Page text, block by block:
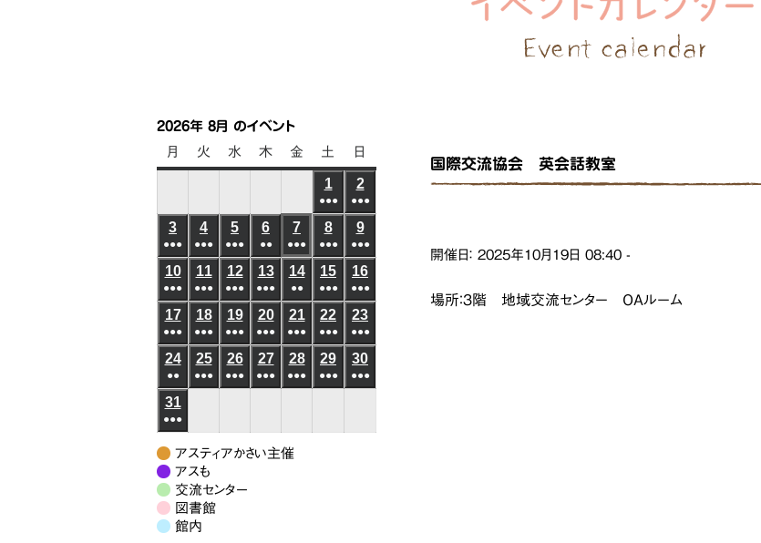
国際交流協会 英会話教室
開催日： 2025年10月19日 08:40 -
場所：３階 地域交流センター OAルーム
2026年 8月 のイベント
月
曜
火
曜
水水
曜
木木
曜
金
曜
土
曜
日
日
曜
日
12026
年
8
月
1
日
●●●
(6
件
の
イ
ベ
ン
ト)
22026
年
8
月
2
日
●●●
(6
件
の
イ
ベ
ン
ト)
3 2026
年
8
月
3
日
●●●
(5
件
の
イ
ベ
ン
ト)
4 2026
年
8
月
4
日
●●●
(8
件
の
イ
ベ
ン
5 2026
年
8
月
5
日
●●●
(7
件
の
イ
ベ
ン
6 2026
年
8
月
6
日
●●
(3
件
の
イ
ベ
ン
7 2026
年
8
月
7
日
●●●
(5
件
の
イ
ベ
ン
82026
年
8
月
8
日
●●●
(10
件
の
イ
ベ
ン
92026
年
8
月
9
日
●●●
(8
件
の
イ
ベ
ン
102026
年
月
10
日
●●●
(6
件
の
イ
ベ
ン
ト)
112026
年
8
月
11
日
●●●
(8
件
の
イ
ト)
122026
年
8
月
12
日
●●●
(4
件
の
イ
ト)
132026
年
8
月
13
日
●●●
(4
件
の
イ
ト)
142026
8
月
14
日
●●
(3
件
の
イ
15 2026
年
月
15
日
●●●
(6
件
の
イ
16
年
月
日
●●●
(5
件
の
イ
172026
年
8
月
17
日
●●●
(7
件
の
イ
ベ
ン
ト)
182026
年
8
月
日
●●●
(10
件
ベ
ン
ト)
192026
年
8
月
日
●●●
(7
件
ベ
ト)
202026
年
月
日
●●●
(6
件
ベ
212026
年
8
月
日
●●●
(7
件
22 2026
年
月
日
●●●
(9
件
23
年
月
日
●●●
(7
件
242026
年
8
月
24
日
●●
(3
件
イ
ベ
ン
ト)
252026
年
25
●●●
イ
ベ
ン
262026
年
26
●●●
ベ
272026
年
27
●●●
の
282026
年
●●●
29 2026
年
●●●
30
年
●●●
312026
年
8
月
31
日
●●●
件
の
イ
ベ
アスティアかさい主催
アスも
交流センター
図書館
館内